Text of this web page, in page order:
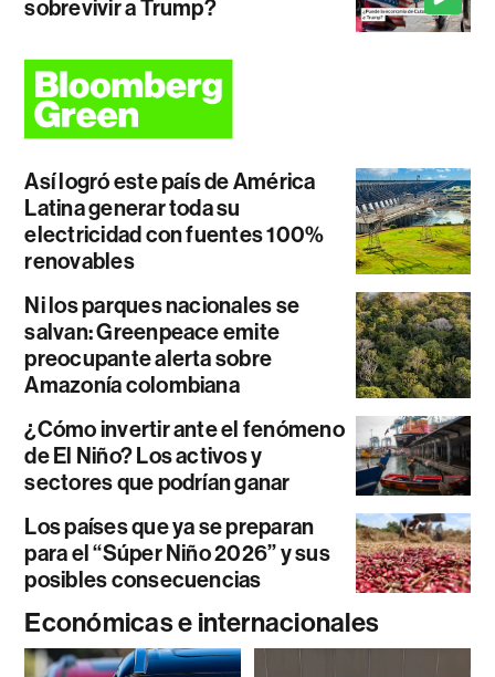
sobrevivir a Trump?
Así logró este país de América
Latina generar toda su
electricidad con fuentes 100%
renovables
Ni los parques nacionales se
salvan: Greenpeace emite
preocupante alerta sobre
Amazonía colombiana
¿Cómo invertir ante el fenómeno
de El Niño? Los activos y
sectores que podrían ganar
Los países que ya se preparan
para el “Súper Niño 2026” y sus
posibles consecuencias
Económicas e internacionales